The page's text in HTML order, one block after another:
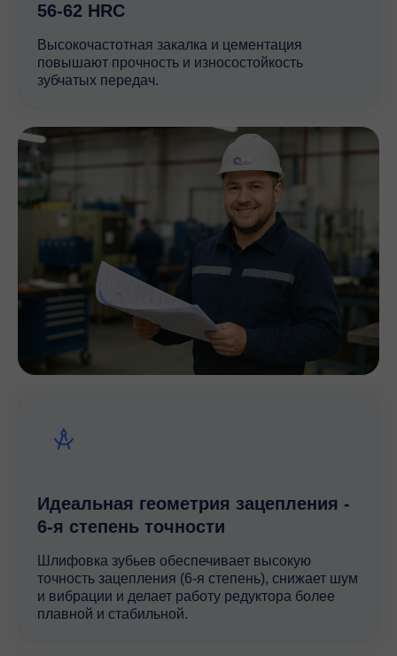
56-62 HRC
Высокочастотная закалка и цементация
повышают прочность и износостойкость
зубчатых передач.
Идеальная геометрия зацепления -
6-я степень точности
Шлифовка зубьев обеспечивает высокую
точность зацепления (6-я степень), снижает шум
и вибрации и делает работу редуктора более
плавной и стабильной.